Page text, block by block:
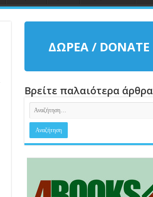
ΔΩΡΕΑ / DONATE
Βρείτε παλαιότερα άρθρα